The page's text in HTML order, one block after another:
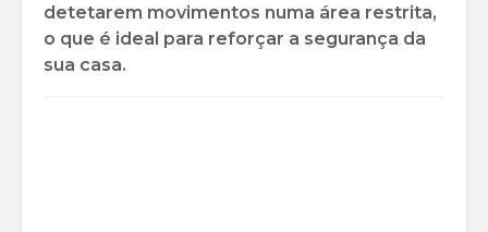
detetarem movimentos numa área restrita,
o que é ideal para reforçar a segurança da
sua casa.